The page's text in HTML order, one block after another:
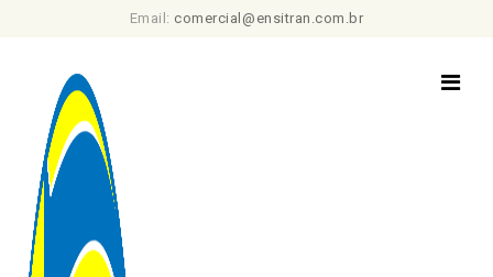
Email: comercial@ensitran.com.br